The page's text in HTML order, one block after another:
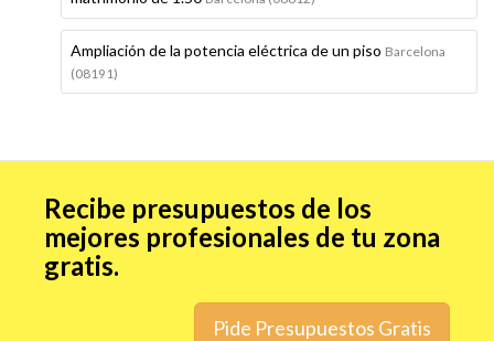
Ampliación de la potencia eléctrica de un piso Barcelona
(08191)
Recibe presupuestos de los
mejores profesionales de tu zona
gratis.
Pide Presupuestos Gratis